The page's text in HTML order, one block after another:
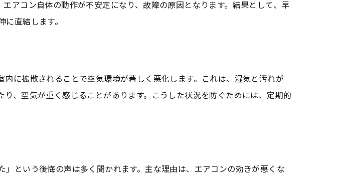
必要なエアコンクリーニング
得られる安心感とは
後悔しない暮らしを実現
見極めるポイント
アコン自体の動作が不安定になり、故障の原因となります。結果として、早
直結します。
に拡散されることで空気環境が著しく悪化します。これは、湿気と汚れが
、空気が重く感じることがあります。こうした状況を防ぐためには、定期的
という後悔の声は多く聞かれます。主な理由は、エアコンの効きが悪くな